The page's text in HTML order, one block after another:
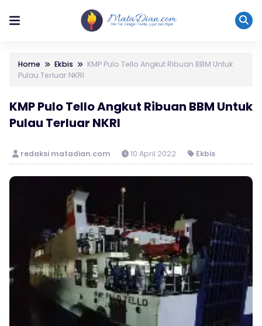
Home Ekbis
KMP Pulo Tello Angkut Ribuan BBM Untuk
Pulau Terluar NKRI
KMP Pulo Tello Angkut Ribuan BBM Untuk
Pulau Terluar NKRI
redaksi matadian.com 10 April 2022 Ekbis